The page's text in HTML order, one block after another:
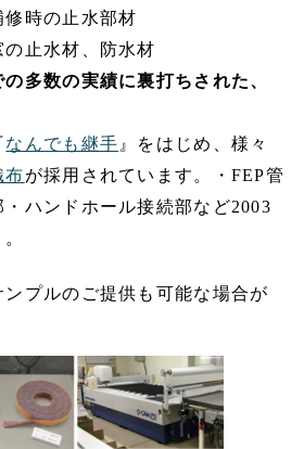
時の止水部材
止水材、防水材
の多数の実績に裏打ちされた、
なんでも継手 』をはじめ、様々
布が採用されています。・FEP管
ハンドホール接続部など2003
プルのご提供も可能な場合が